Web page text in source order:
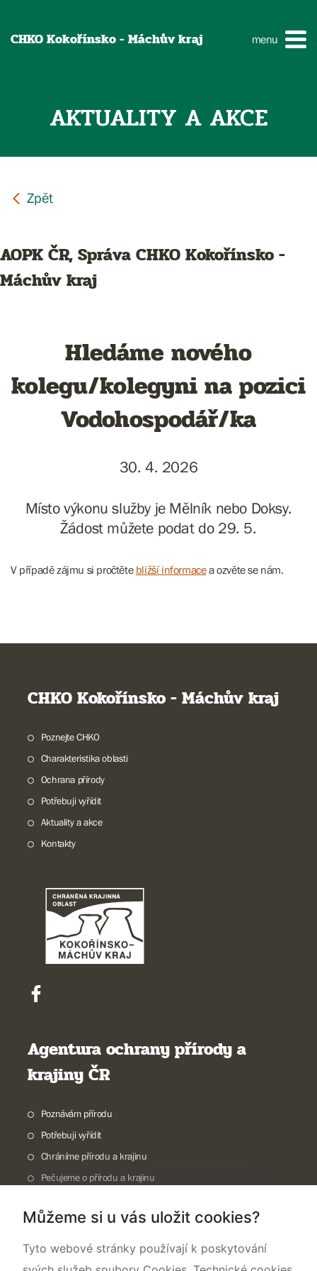
CHKO Kokořínsko - Máchův kraj menu
AKTUALITY A AKCE
AOPK ČR, Správa CHKO Kokořínsko -
Máchův kraj
Hledáme nového
kolegu/kolegyni na pozici
Vodohospodář/ka
30. 4. 2026
Místo výkonu služby je Mělník nebo Doksy.
Žádost můžete podat do 29. 5.
V případě zájmu si pročtěte bližší informacea ozvěte se nám.
CHKO Kokořínsko - Máchův kraj
Poznejte CHKO
Charakteristika oblasti
Ochrana přírody
Potřebuji vyřídit
Aktuality a akce
Kontakty
Agentura ochrany přírody a
krajiny ČR
Poznávám přírodu
Potřebuji vyřídit
Chráníme přírodu a krajinu
Pečujeme o přírodu a krajinu
O nás
Můžeme si u vás uložit cookies?
Tyto webové stránky používají k poskytování